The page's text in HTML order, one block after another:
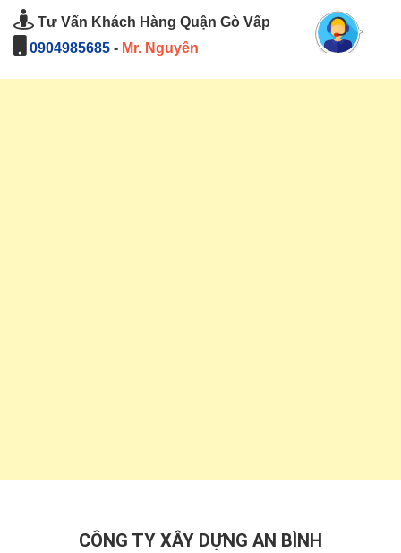
Tư Vấn Khách Hàng Quận Gò Vấp
0904985685 - Mr. Nguyên
CÔNG TY XÂY DỰNG AN BÌNH